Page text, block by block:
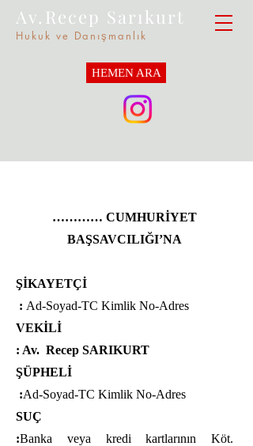
Av.Recep Sarıkurt
Hukuk ve Danışmanlık
HEMEN ARA
………… CUMHURİYET
BAŞSAVCILIĞI’NA
ŞİKAYETÇİ
: Ad-Soyad-TC Kimlik No-Adres
VEKİLİ
: Av. Recep SARIKURT
ŞÜPHELİ
:Ad-Soyad-TC Kimlik No-Adres
SUÇ
:Banka veya kredi kartlarının Köt.